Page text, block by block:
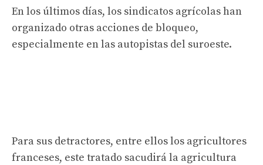
En los últimos días, los sindicatos agrícolas han
organizado otras acciones de bloqueo,
especialmente en las autopistas del suroeste.
Para sus detractores, entre ellos los agricultores
franceses, este tratado sacudirá la agricultura